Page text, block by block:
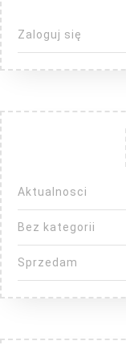
Zaloguj się
Aktualnosci
Bez kategorii
Sprzedam